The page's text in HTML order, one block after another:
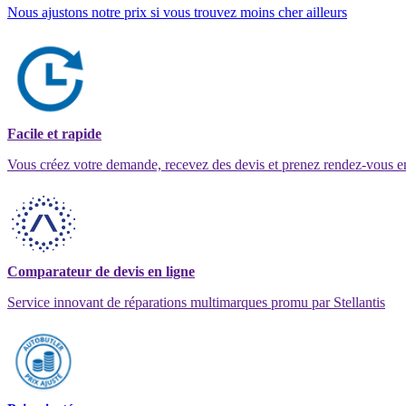
Nous ajustons notre prix si vous trouvez moins cher ailleurs
Facile et rapide
Vous créez votre demande, recevez des devis et prenez rendez-vous
Comparateur de devis en ligne
Service innovant de réparations multimarques promu par Stellantis